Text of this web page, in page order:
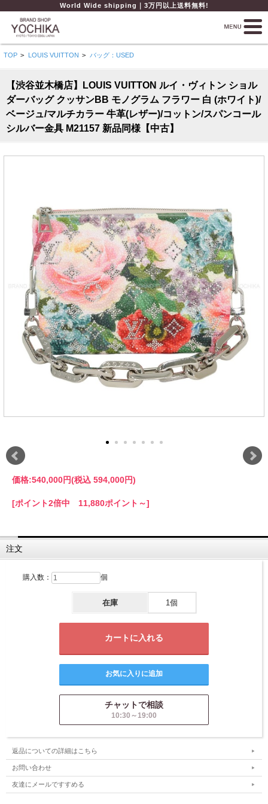
World Wide shipping｜3万円以上送料無料!
TOP > LOUIS VUITTON > バッグ：USED
【渋谷並木橋店】LOUIS VUITTON ルイ・ヴィトン ショル
ダーバッグ クッサンBB モノグラム フラワー 白 (ホワイト)/
ベージュ/マルチカラー 牛革(レザー)/コットン/スパンコール
シルバー金具 M21157 新品同様【中古】
価格:540,000円(税込 594,000円)
[ポイント2倍中 11,880ポイント～]
注文
購入数： 個
在庫 1個
チャットで相談
10:30～19:00
返品についての詳細はこちら
お問い合わせ
友達にメールですすめる